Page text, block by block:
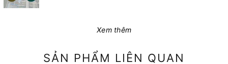
Xem thêm
SẢN PHẨM LIÊN QUAN